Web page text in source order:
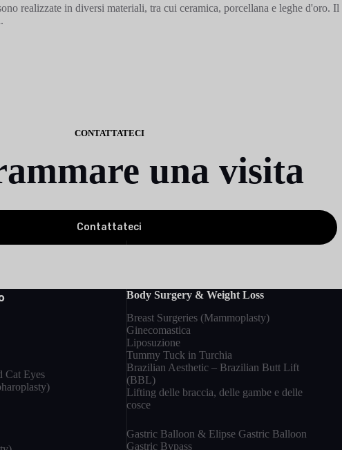
realizzate in diversi materiali, tra cui ceramica, porcellana e leghe d'oro.
CONTATTATECI
una visita
Contattateci
Cat Eyes
Body Surgery & Weight Loss
Breast Surgeries (Mammoplasty)
Ginecomastica
Liposuzione
Tummy Tuck in Turchia
Brazilian Aesthetic – Brazilian Butt Lift
(BBL)
Lifting delle braccia, delle gambe e delle
cosce
Gastric Balloon & Elipse Gastric Balloon
Gastric Bypass